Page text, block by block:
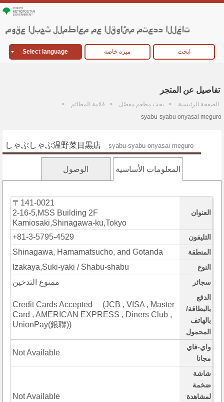
Select language ميزة خاصة ابحث
تفاصيل عن المتجر
الصفحة الرئيسية بحث مطعم مفصّل
قائمة المطائم
syabu-syabu onyasai meguro
しゃぶしゃぶ温野菜目黒店 syabu-syabu onyasai meguro
المعلومات الأساسية الوصول
العنوان
〒141-0021
2-16-5,MSS Building 2F
Kamiosaki,Shinagawa-ku,Tokyo
التليفون +81-3-5795-4529
المنطقة Shinagawa, Hamamatsucho, and Gotanda
النوع Izakaya,Suki-yaki / Shabu-shabu
سجائر ممنوع التدخين
الدفع
بالبطاقة/
بالهاتف
المحمول
Credit Cards Accepted (JCB , VISA , Master
Card , AMERICAN EXPRESS , Diners Club ,
UnionPay(銀聯))
واي-فاي
مجانا
Not Available
شاشة
ضخمة
لمشاهدة
Not Available